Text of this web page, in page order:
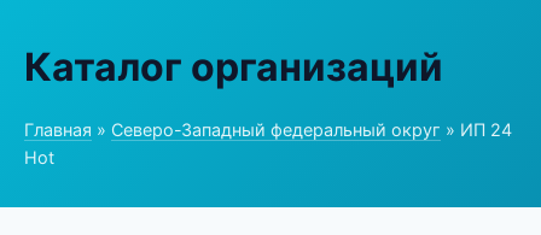
Каталог организаций
Главная » Северо-Западный федеральный округ » ИП 24
Hot